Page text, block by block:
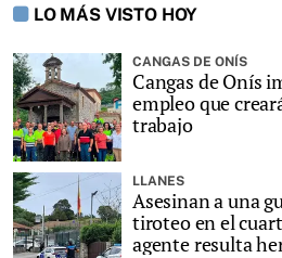
LO MÁS VISTO HOY
CANGAS DE ONÍS
Cangas de Onís
empleo que
trabajo
LLANES
Asesinan a una
tiroteo en el
agente resulta